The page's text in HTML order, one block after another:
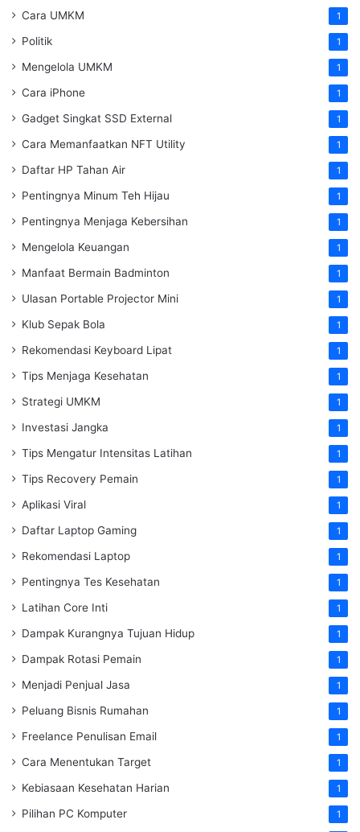
Cara UMKM 1
Politik 1
Mengelola UMKM 1
Cara iPhone 1
Gadget Singkat SSD External 1
Cara Memanfaatkan NFT Utility 1
Daftar HP Tahan Air 1
Pentingnya Minum Teh Hijau 1
Pentingnya Menjaga Kebersihan 1
Mengelola Keuangan 1
Manfaat Bermain Badminton 1
Ulasan Portable Projector Mini 1
Klub Sepak Bola 1
Rekomendasi Keyboard Lipat 1
Tips Menjaga Kesehatan 1
Strategi UMKM 1
Investasi Jangka 1
Tips Mengatur Intensitas Latihan 1
Tips Recovery Pemain 1
Aplikasi Viral 1
Daftar Laptop Gaming 1
Rekomendasi Laptop 1
Pentingnya Tes Kesehatan 1
Latihan Core Inti 1
Dampak Kurangnya Tujuan Hidup 1
Dampak Rotasi Pemain 1
Menjadi Penjual Jasa 1
Peluang Bisnis Rumahan 1
Freelance Penulisan Email 1
Cara Menentukan Target 1
Kebiasaan Kesehatan Harian 1
Pilihan PC Komputer 1